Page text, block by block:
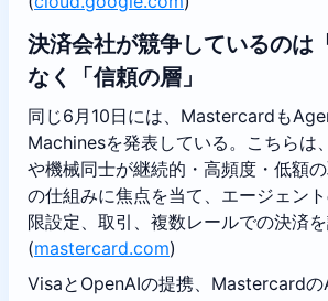
決済会社が競争しているのは
なく「信頼の層」
同じ6月10日には、Mastercardも
Machinesを発表している。こちらは
や機械同士が継続的・高頻度・低額
の仕組みに焦点を当て、エージェン
限設定、取引、複数レールでの決済を
(mastercard.com)
VisaとOpenAIの提携、Mastercard